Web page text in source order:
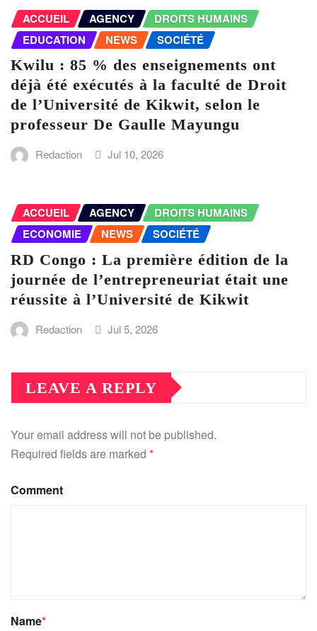
ACCUEIL AGENCY
DROITS HUMAINS
EDUCATION
NEWS SOCIÉTÉ
Kwilu : 85 % des enseignements ont
déjà été exécutés à la faculté de Droit
de l’Université de Kikwit, selon le
professeur De Gaulle Mayungu
Redaction Jul 10, 2026
ACCUEIL AGENCY
DROITS HUMAINS
ECONOMIE
NEWS SOCIÉTÉ
RD Congo : La première édition de la
journée de l’entrepreneuriat était une
réussite à l’Université de Kikwit
Redaction Jul 5, 2026
LEAVE A REPLY
Your email address will not be published.
Required fields are marked *
Comment
Name*